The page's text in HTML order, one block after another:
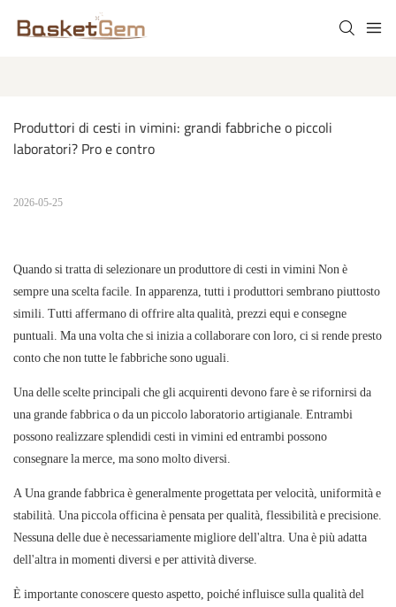
Produttori di cesti in vimini: grandi fabbriche o piccoli
laboratori? Pro e contro
2026-05-25
Quando si tratta di selezionare un produttore di cesti in vimini Non è
sempre una scelta facile. In apparenza, tutti i produttori sembrano piuttosto
simili. Tutti affermano di offrire alta qualità, prezzi equi e consegne
puntuali. Ma una volta che si inizia a collaborare con loro, ci si rende presto
conto che non tutte le fabbriche sono uguali.
Una delle scelte principali che gli acquirenti devono fare è se rifornirsi da
una grande fabbrica o da un piccolo laboratorio artigianale. Entrambi
possono realizzare splendidi cesti in vimini ed entrambi possono
consegnare la merce, ma sono molto diversi.
A Unagrande fabbricaè generalmente progettata per velocità, uniformità e
stabilità. Unapiccola officinaè pensata per qualità, flessibilità e precisione.
Nessuna delle due è necessariamente migliore dell'altra. Una è più adatta
dell'altra in momenti diversi e per attività diverse.
È importante conoscere questo aspetto, poiché influisce sulla qualità del